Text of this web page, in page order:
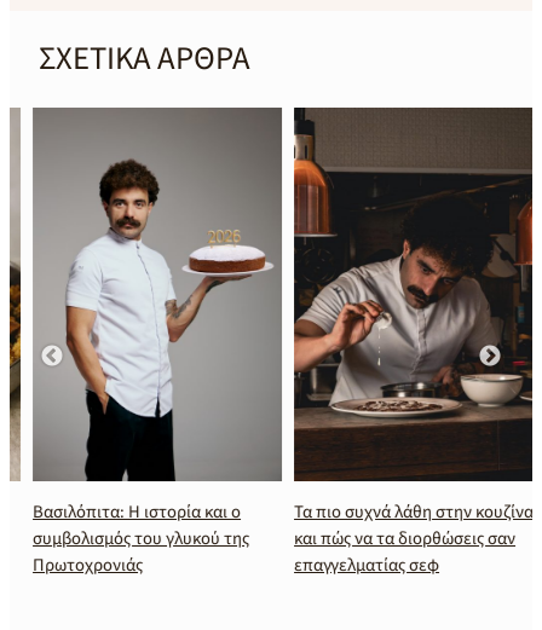
ΣΧΕΤΙΚΑ ΑΡΘΡΑ
Βασιλόπιτα: Η ιστορία και ο
συμβολισμός του γλυκού της
Πρωτοχρονιάς
Τα πιο συχνά λάθη στην κουζίνα
και πώς να τα διορθώσεις σαν
επαγγελματίας σεφ